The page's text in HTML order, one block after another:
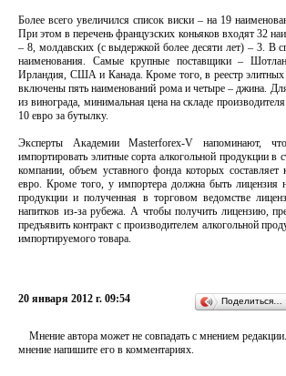
Более всего увеличился список виски – на 19
При этом в перечень французских коньяков входят 32
– 8, молдавских (с выдержкой более десяти лет) – 3. В
наименования. Самые крупные поставщики –
Ирландия, США и Канада. Кроме того, в реестр элитных
включены пять наименований рома и четыре – джина.
из винограда, минимальная цена на складе
10 евро за бутылку.
Эксперты Академии Masterforex-V напоминают,
импортировать элитные сорта алкогольной продукции в
компании, объем уставного фонда которых
евро. Кроме того, у импортера должна быть лицензия
продукции и полученная в торговом ведомстве
напитков из-за рубежа. А чтобы получить лицензию,
предъявить контракт с производителем алкогольной
импортируемого товара.
20 января 2012 г. 09:54 Поделиться…
Мнение автора может не совпадать с мнением
мнение напишите его в комментариях.